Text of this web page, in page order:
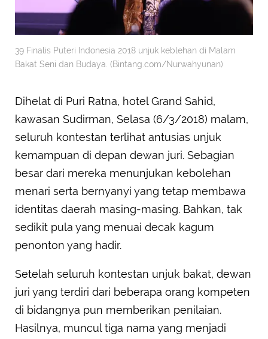
39 Finalis Puteri Indonesia 2018 unjuk keblehan di Malam
Bakat Seni dan Budaya. (Bintang.com/Nurwahyunan)
Dihelat di Puri Ratna, hotel Grand Sahid,
kawasan Sudirman, Selasa (6/3/2018) malam,
seluruh kontestan terlihat antusias unjuk
kemampuan di depan dewan juri. Sebagian
besar dari mereka menunjukan kebolehan
menari serta bernyanyi yang tetap membawa
identitas daerah masing-masing. Bahkan, tak
sedikit pula yang menuai decak kagum
penonton yang hadir.
Setelah seluruh kontestan unjuk bakat, dewan
juri yang terdiri dari beberapa orang kompeten
di bidangnya pun memberikan penilaian.
Hasilnya, muncul tiga nama yang menjadi